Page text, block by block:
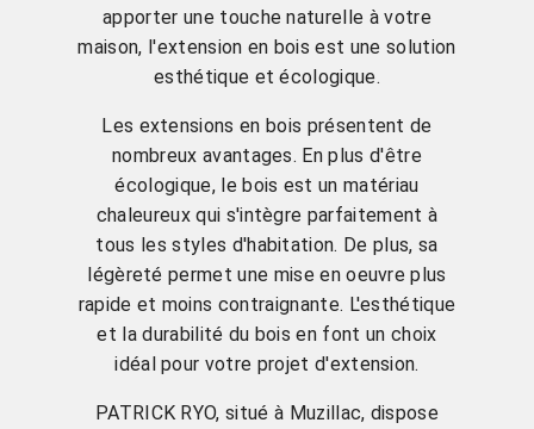
apporter une touche naturelle à votre
maison, l'extension en bois est une solution
esthétique et écologique.
Les extensions en bois présentent de
nombreux avantages. En plus d'être
écologique, le bois est un matériau
chaleureux qui s'intègre parfaitement à
tous les styles d'habitation. De plus, sa
légèreté permet une mise en oeuvre plus
rapide et moins contraignante. L'esthétique
et la durabilité du bois en font un choix
idéal pour votre projet d'extension.
PATRICK RYO, situé à Muzillac, dispose